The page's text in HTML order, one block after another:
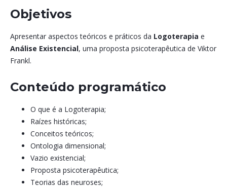
Objetivos
Apresentar aspectos teóricos e práticos da Logoterapia e
Análise Existencial, uma proposta psicoterapêutica de Viktor
Frankl.
Conteúdo programático
O que é a Logoterapia;
Raízes históricas;
Conceitos teóricos;
Ontologia dimensional;
Vazio existencial;
Proposta psicoterapêutica;
Teorias das neuroses;